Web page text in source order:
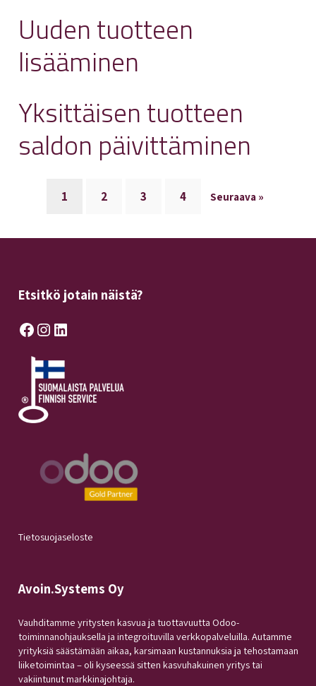
Uuden tuotteen
lisääminen
Yksittäisen tuotteen
saldon päivittäminen
1 2 3 4 Seuraava »
Etsitkö jotain näistä?
Facebook Instagram LinkedIn
Tietosuojaseloste
Avoin.Systems Oy
Vauhditamme yritysten kasvua ja tuottavuutta Odoo-
toiminnanohjauksella ja integroituvilla verkkopalveluilla. Autamme
yrityksiä säästämään aikaa, karsimaan kustannuksia ja tehostamaan
liiketoimintaa – oli kyseessä sitten kasvuhakuinen yritys tai
vakiintunut markkinajohtaja.